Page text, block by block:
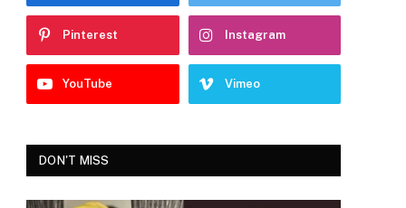
Pinterest Instagram
YouTube Vimeo
DON'T MISS